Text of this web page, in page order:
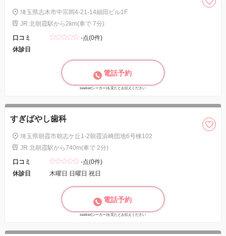
埼玉県志木市中宗岡4-21-14細田ビル1F
JR 北朝霞駅から2km(車で 7分)
口コミ
-点(0件)
休診日
電話予約
seeker(シーカー)を見たとお伝えください
すぎばやし歯科
埼玉県朝霞市朝志ケ丘1-2朝霞浜崎団地6号棟102
JR 北朝霞駅から740m(車で 2分)
口コミ
-点(0件)
休診日
木曜日 日曜日 祝日
電話予約
seeker(シーカー)を見たとお伝えください